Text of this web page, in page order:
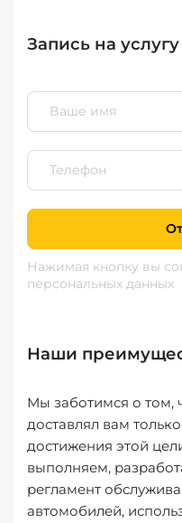
Запись на услугу
Нажимая кнопку вы
персональных данных
Наши
Мы заботимся о том,
доставлял вам
достижения этой
выполняем,
регламент
автомобилей,